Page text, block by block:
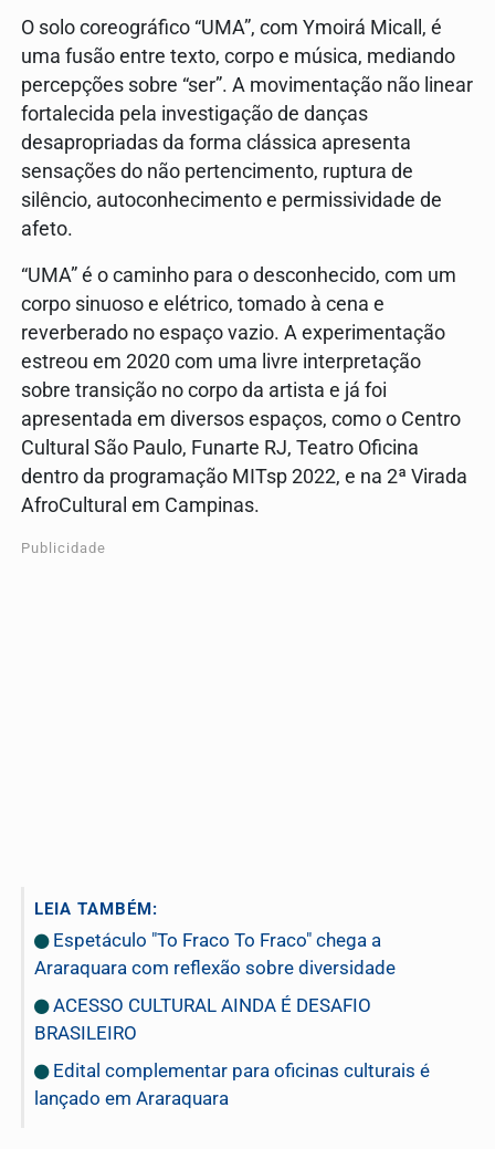
O solo coreográfico “UMA”, com Ymoirá Micall, é
uma fusão entre texto, corpo e música, mediando
percepções sobre “ser”. A movimentação não linear
fortalecida pela investigação de danças
desapropriadas da forma clássica apresenta
sensações do não pertencimento, ruptura de
silêncio, autoconhecimento e permissividade de
afeto.
“UMA” é o caminho para o desconhecido, com um
corpo sinuoso e elétrico, tomado à cena e
reverberado no espaço vazio. A experimentação
estreou em 2020 com uma livre interpretação
sobre transição no corpo da artista e já foi
apresentada em diversos espaços, como o Centro
Cultural São Paulo, Funarte RJ, Teatro Oficina
dentro da programação MITsp 2022, e na 2ª Virada
AfroCultural em Campinas.
Publicidade
LEIA TAMBÉM:
Espetáculo "To Fraco To Fraco" chega a
Araraquara com reflexão sobre diversidade
ACESSO CULTURAL AINDA É DESAFIO
BRASILEIRO
Edital complementar para oficinas culturais é
lançado em Araraquara